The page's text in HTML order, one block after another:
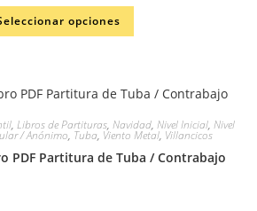
opciones
, Libros de Partituras, Navidad, Nivel Inicial, Nivel
/ Anónimo, Tuba, Viento Metal, Villancicos
PDF Partitura de Tuba / Contrabajo